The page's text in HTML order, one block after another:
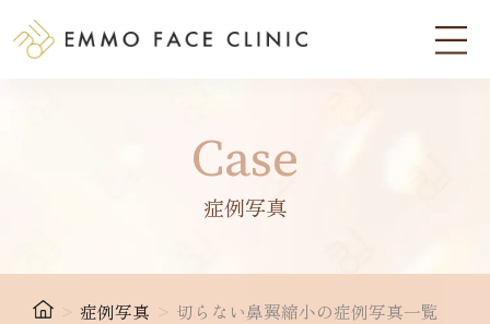
Case
症例写真
> 症例写真 > 切らない鼻翼縮小の症例写真一覧